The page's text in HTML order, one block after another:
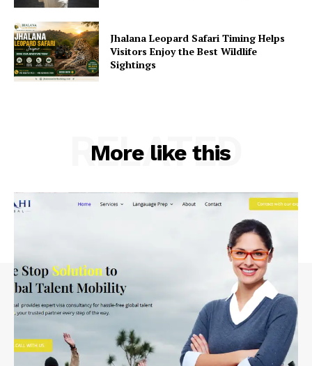
Jhalana Leopard Safari Timing Helps
Visitors Enjoy the Best Wildlife
Sightings
More like this
RELATED